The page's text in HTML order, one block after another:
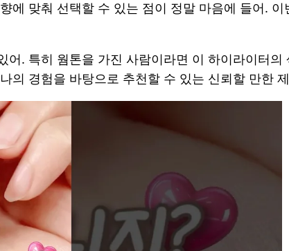
에 맞춰 선택할 수 있는 점이 정말 마음에 들어.
. 특히 웜톤을 가진 사람이라면 이 하이라이터
의 경험을 바탕으로 추천할 수 있는 신뢰할 만한